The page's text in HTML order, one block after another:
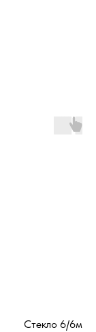
Стекло 6/6мм